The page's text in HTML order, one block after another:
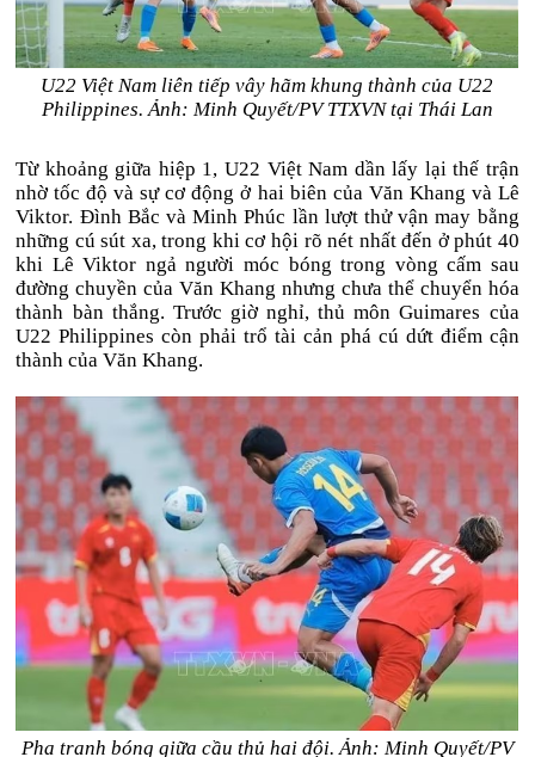
U22 Việt Nam liên tiếp vây hãm khung thành của U22
Philippines. Ảnh: Minh Quyết/PV TTXVN tại Thái Lan
Từ khoảng giữa hiệp 1, U22 Việt Nam dần lấy lại thế trận
nhờ tốc độ và sự cơ động ở hai biên của Văn Khang và Lê
Viktor. Đình Bắc và Minh Phúc lần lượt thử vận may bằng
những cú sút xa, trong khi cơ hội rõ nét nhất đến ở phút 40
khi Lê Viktor ngả người móc bóng trong vòng cấm sau
đường chuyền của Văn Khang nhưng chưa thể chuyển hóa
thành bàn thắng. Trước giờ nghỉ, thủ môn Guimares của
U22 Philippines còn phải trổ tài cản phá cú dứt điểm cận
thành của Văn Khang.
Pha tranh bóng giữa cầu thủ hai đội. Ảnh: Minh Quyết/PV